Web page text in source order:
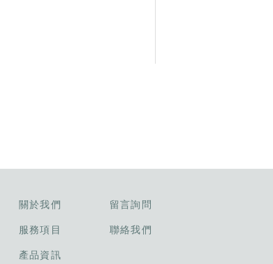
關於我們
服務項目
產品資訊
留言詢問
聯絡我們